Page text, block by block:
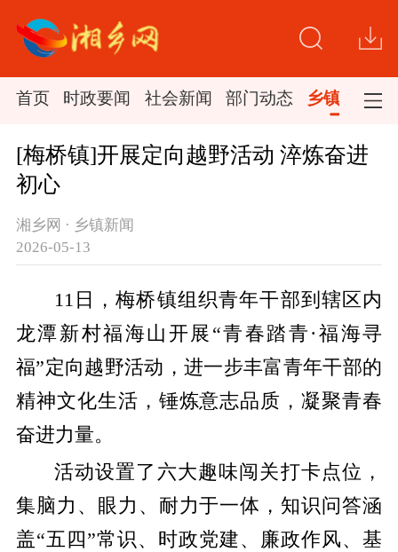
首页 时政要闻 社会新闻 部门动态 乡镇新闻
[梅桥镇]开展定向越野活动 淬炼奋进
初心
湘乡网 · 乡镇新闻
2026-05-13
11日，梅桥镇组织青年干部到辖区内
龙潭新村福海山开展“青春踏青·福海寻
福”定向越野活动，进一步丰富青年干部的
精神文化生活，锤炼意志品质，凝聚青春
奋进力量。
活动设置了六大趣味闯关打卡点位，
集脑力、眼力、耐力于一体，知识问答涵
盖“五四”常识、时政党建、廉政作风、基